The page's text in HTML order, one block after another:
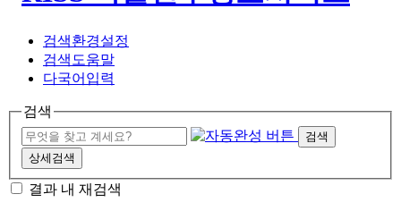
검색환경설정
검색도움말
다국어입력
검색
검색
상세검색
결과 내 재검색